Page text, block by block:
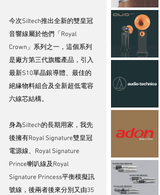
今次Siltech推出全新的雙皇冠
音響線屬於他們「Royal
Crown」系列之一，這個系列
是廠方第三代旗艦產品，引入
最新S10單晶銀導體、最佳的
絕緣物料組合及全新超低電容
六線芯結構。
身為Siltech的長期用家，我先
後擁有Royal Signature雙皇冠
電源線、Royal Signature
Prince喇叭線及Royal
Signature Princess平衡模擬訊
號線，後兩者後來分別又由35